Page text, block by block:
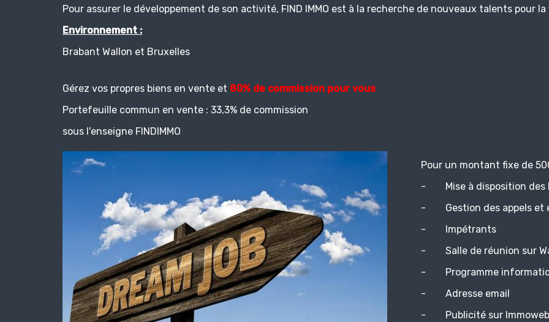
Pour assurer le développement de son activité, FIND IMMO est à la recherche de nouveaux talents pour
Environnement :
Brabant Wallon et Bruxelles
Gérez vos propres biens en vente et 80% de commission pour vous
Portefeuille commun en vente : 33,3% de commission
sous l'enseigne FINDIMMO
Pour un montant fixe de
- Mise à disposition des
- Gestion des appels et
- Impétrants
- Salle de réunion sur
- Programme
- Adresse email
- Publicité sur Immoweb